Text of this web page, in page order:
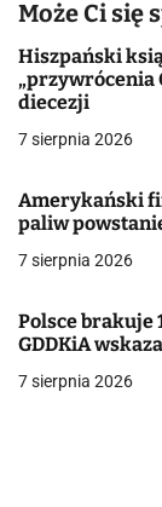
a
c
j
a
w
i
s
Może Ci się
Hiszpański
„przywrócenia
diecezji
7 sierpnia 2026
Amerykański
paliw
7 sierpnia 2026
Polsce brakuje
GDDKiA
7 sierpnia 2026